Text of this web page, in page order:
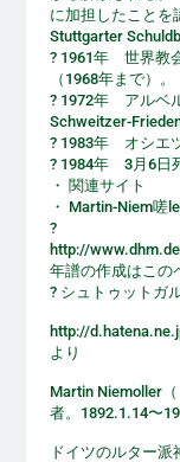
に加担したことを
Stuttgarter
? 1961年 世界教
（1968年まで）。
? 1972年 アルベ
Schweitzer-
? 1983年 オシエ
? 1984年 3月6日
・ 関連サイト
・ Martin-Niem嗟
?
http://
年譜の作成はこの
? シュトゥットガ
http://
より
Martin Niemoller
者。1892.1.14〜
ドイツのルター